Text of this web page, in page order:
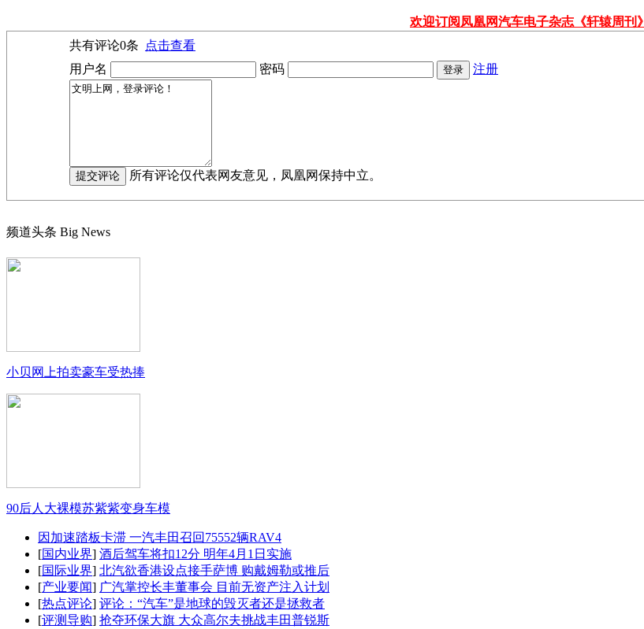
欢迎订阅凤凰网汽车电子杂志《轩辕周刊》
共有评论0条
点击查看
用户名
密码 注册
所有评论仅代表网友意见，凤凰网保持中立。
频道头条 Big News
小贝网上拍卖豪车受热捧
90后人大裸模苏紫紫变身车模
因加速踏板卡滞 一汽丰田召回75552辆RAV4
[国内业界] 酒后驾车将扣12分 明年4月1日实施
[国际业界] 北汽欲香港设点接手萨博 购戴姆勒或推后
[产业要闻] 广汽掌控长丰董事会 目前无资产注入计划
[热点评论] 评论：“汽车”是地球的毁灭者还是拯救者
[评测导购] 抢夺环保大旗 大众高尔夫挑战丰田普锐斯